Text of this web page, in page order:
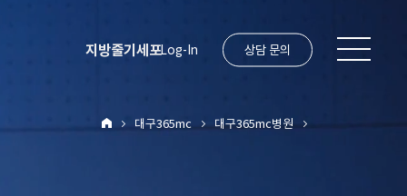
지방줄기세포Log-In 상담 문의
대구365mc 대구365mc병원